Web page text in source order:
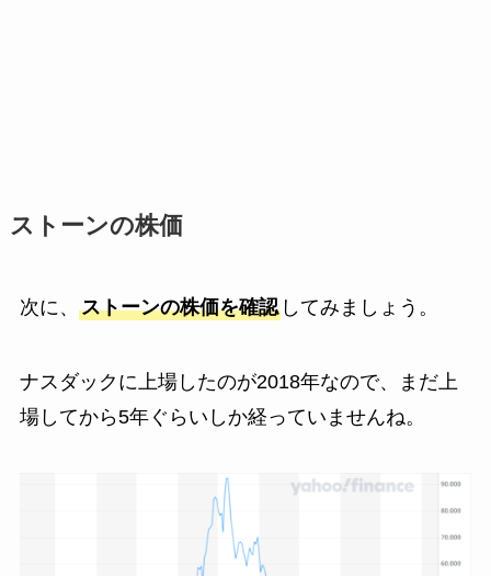
ストーンの株価
次に、 ストーンの株価を確認してみましょう。
ナスダックに上場したのが2018年なので、まだ上
場してから5年ぐらいしか経っていませんね。